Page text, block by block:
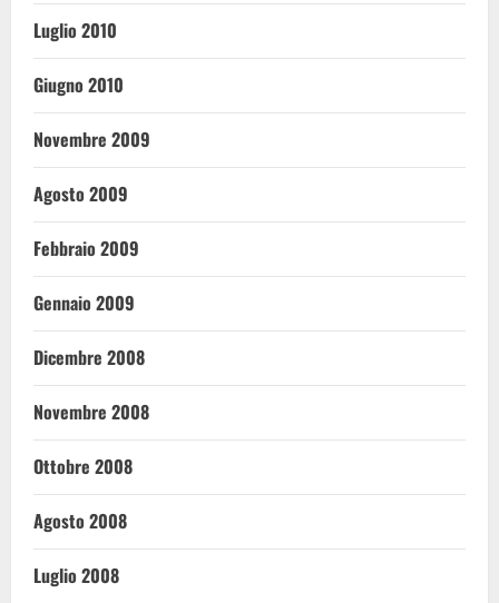
Luglio 2010
Giugno 2010
Novembre 2009
Agosto 2009
Febbraio 2009
Gennaio 2009
Dicembre 2008
Novembre 2008
Ottobre 2008
Agosto 2008
Luglio 2008